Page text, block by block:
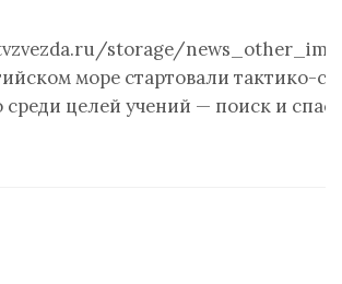
storage/
море стартовали тактико-
целей учений — поиск и